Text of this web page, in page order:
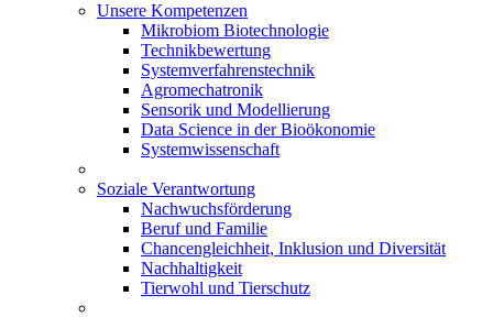
Unsere Kompetenzen
Mikrobiom Biotechnologie
Technikbewertung
Systemverfahrenstechnik
Agromechatronik
Sensorik und Modellierung
Data Science in der Bioökonomie
Systemwissenschaft
Soziale Verantwortung
Nachwuchsförderung
Beruf und Familie
Chancengleichheit, Inklusion und Diversität
Nachhaltigkeit
Tierwohl und Tierschutz